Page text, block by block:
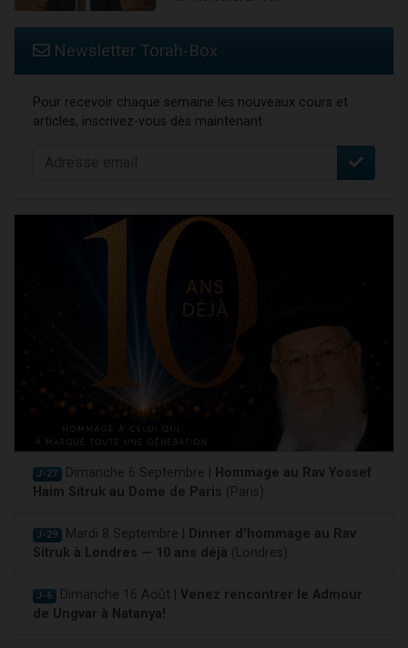
Newsletter Torah-Box
Pour recevoir chaque semaine les nouveaux cours et
articles, inscrivez-vous dès maintenant :
J-27 Dimanche 6 Septembre |
Hommage au Rav Yossef
Haim Sitruk au Dome de Paris (Paris)
J-29 Mardi 8 Septembre |
Dinner d'hommage au Rav
Sitruk à Londres — 10 ans déjà (Londres)
J-6 Dimanche 16 Août | Venez rencontrer le Admour
de Ungvar à Natanya!